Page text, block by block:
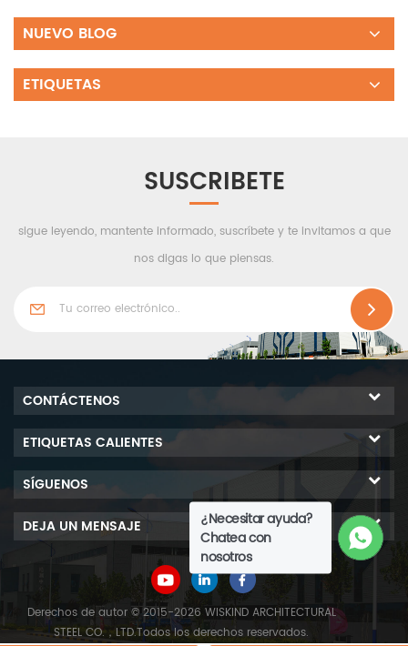
NUEVO BLOG
ETIQUETAS
SUSCRIBETE
sigue leyendo, mantente informado, suscríbete y te invitamos a que
nos digas lo que piensas.
¿Necesitar ayuda?
Chatea con
nosotros
CONTÁCTENOS
ETIQUETAS CALIENTES
SÍGUENOS
DEJA UN MENSAJE
Derechos de autor © 2015-2026 WISKIND ARCHITECTURAL
STEEL CO.，LTD.Todos los derechos reservados.